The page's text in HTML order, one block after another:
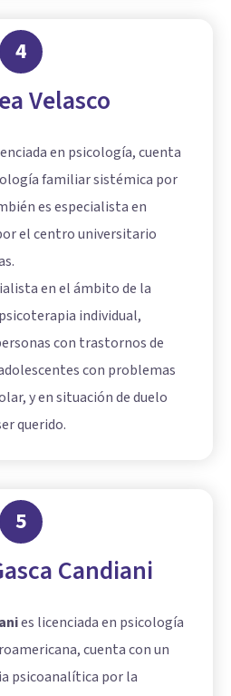
4
Velasco
en psicología, cuenta
familiar sistémica por
es especialista en
el centro universitario
en el ámbito de la
individual,
con trastornos de
con problemas
y en situación de duelo
querido.
5
Candiani
es licenciada en psicología
cuenta con un
psicoanalítica por la